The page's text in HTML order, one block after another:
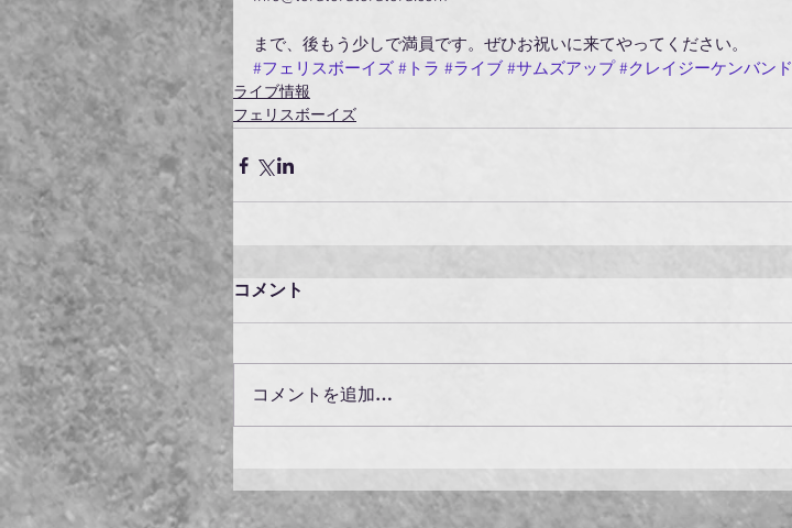
まで、後もう少しで満員です。ぜひお祝いに来てやってください。
#フェリスボーイズ #トラ #ライブ #サムズアップ #クレイジーケンバンド
ライブ情報
フェリスボーイズ
コメント
コメントを追加…